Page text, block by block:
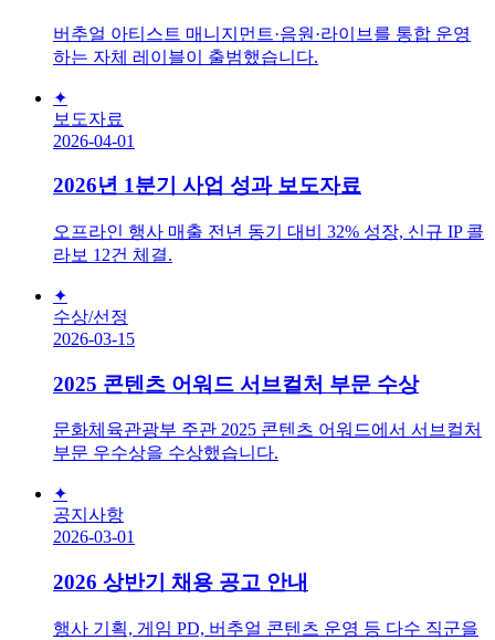
버추얼 아티스트 매니지먼트·음원·라이브를 통합 운영
하는 자체 레이블이 출범했습니다.
✦
보도자료
2026-04-01
2026년 1분기 사업 성과 보도자료
오프라인 행사 매출 전년 동기 대비 32% 성장, 신규 IP 콜
라보 12건 체결.
✦
수상/선정
2026-03-15
2025 콘텐츠 어워드 서브컬처 부문 수상
문화체육관광부 주관 2025 콘텐츠 어워드에서 서브컬처
부문 우수상을 수상했습니다.
✦
공지사항
2026-03-01
2026 상반기 채용 공고 안내
행사 기획, 게임 PD, 버추얼 콘텐츠 운영 등 다수 직군을